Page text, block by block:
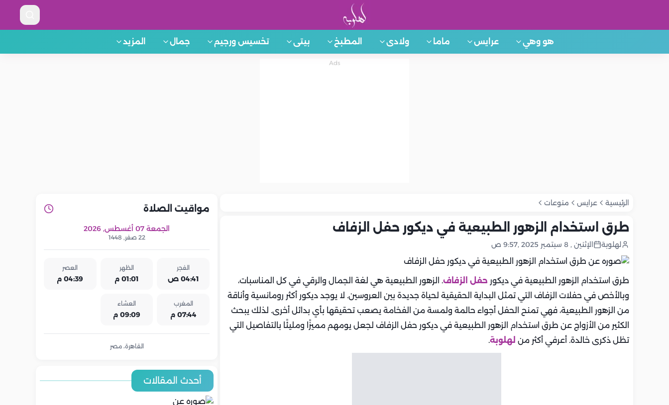
هو وهي عرايس ماما ولادى المطبخ بيتى تخسيس ورجيم جمال المزيد
الرئيسية عرايس منوعات
طرق استخدام الزهور الطبيعية في ديكور حفل الزفاف
لهلوبة الإثنين , 8 سبتمبر 2025 ,9:57 ص
طرق استخدام الزهور الطبيعية في ديكور حفل الزفاف. الزهور الطبيعية هي لغة الجمال والرقي في كل المناسبات،
وبالأخص في حفلات الزفاف التي تمثل البداية الحقيقية لحياة جديدة بين العروسين. لا يوجد ديكور أكثر رومانسية وأناقة
من الزهور الطبيعية، فهي تمنح الحفل أجواء حالمة ولمسة من الفخامة يصعب تحقيقها بأي بدائل أخرى. لذلك يبحث
الكثير من الأزواج عن طرق استخدام الزهور الطبيعية في ديكور حفل الزفاف لجعل يومهم مميزًا ومليئًا بالتفاصيل التي
تظل ذكرى خالدة. أعرفي أكثر من لهلوبة.
مواقيت الصلاة
الجمعة 07 أغسطس, 2026
22 صفر, 1448
الفجر
04:41 ص
الظهر
01:01 م
العصر
04:39 م
المغرب
07:44 م
العشاء
09:09 م
القاهرة، مصر
أحدث المقالات